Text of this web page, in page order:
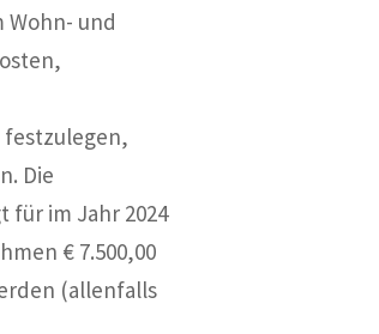
und
festzulegen,
Die
im Jahr 2024
€ 7.500,00
(allenfalls